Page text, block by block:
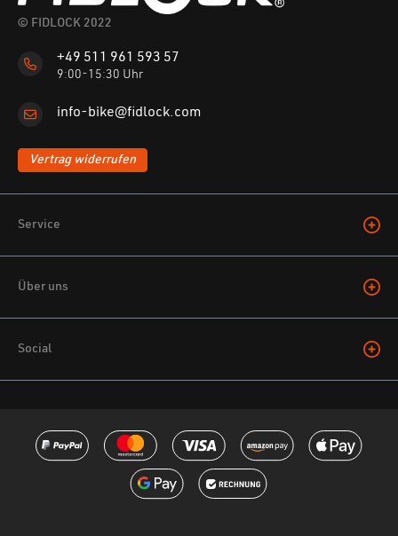
© FIDLOCK 2022
+49 511 961 593 57
9:00-15:30 Uhr
info-bike@fidlock.com
Vertrag widerrufen
Service
Über uns
Social